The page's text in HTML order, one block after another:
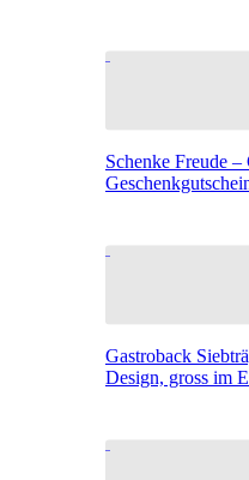
Schenke Freude
Gastroback
Design, gross im